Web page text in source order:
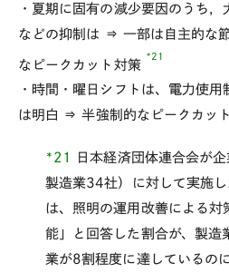
・夏期に固有の減少要因のうち
などの抑制は ⇒ 一部は自主的な
なピークカット対策
*21
・時間・曜日シフトは、電力使
は明白 ⇒ 半強制的なピークカッ
*21
日本経済団体連合会が
製造業34社）に対して実施
は、照明の運用改善による対
能」と回答した割合が、製造
業が8割程度に達しているの